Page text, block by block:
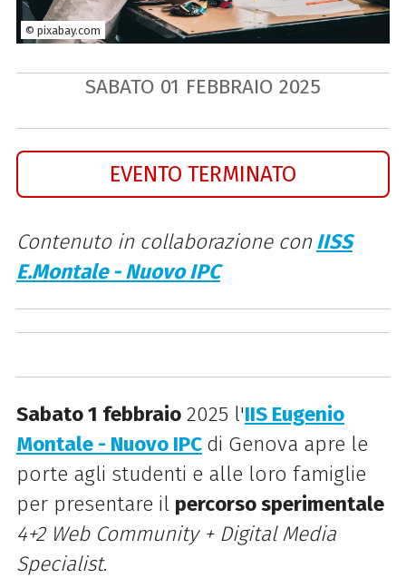
© pixabay.com
SABATO 01 FEBBRAIO 2025
EVENTO TERMINATO
Contenuto in collaborazione con IISS
E.Montale - Nuovo IPC
Sabato 1 febbraio2025 l'IIS Eugenio
Montale - Nuovo IPC di Genova apre le
porte agli studenti e alle loro famiglie
per presentare il percorso sperimentale
4+2 Web Community + Digital Media
Specialist.